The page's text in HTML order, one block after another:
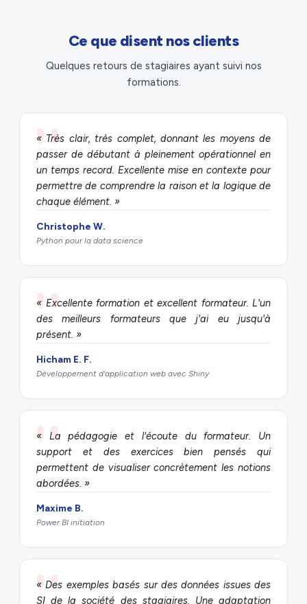
Ce que disent nos clients
Quelques retours de stagiaires ayant suivi nos
formations.
« Très clair, très complet, donnant les moyens de
passer de débutant à pleinement opérationnel en
un temps record. Excellente mise en contexte pour
permettre de comprendre la raison et la logique de
chaque élément. »
Christophe W.
Python pour la data science
« Excellente formation et excellent formateur. L'un
des meilleurs formateurs que j'ai eu jusqu'à
présent. »
Hicham E. F.
Développement d'application web avec Shiny
« La pédagogie et l'écoute du formateur. Un
support et des exercices bien pensés qui
permettent de visualiser concrètement les notions
abordées. »
Maxime B.
Power BI initiation
« Des exemples basés sur des données issues des
SI de la société des stagiaires. Une adaptation